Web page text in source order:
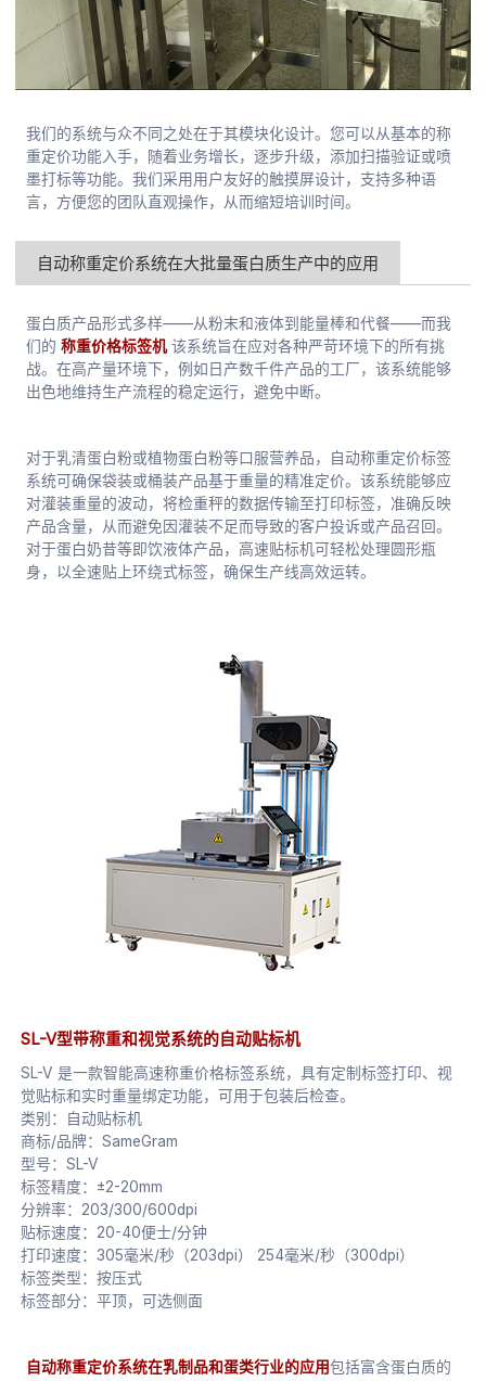
我们的系统与众不同之处在于其模块化设计。您可以从基本的称
重定价功能入手，随着业务增长，逐步升级，添加扫描验证或喷
墨打标等功能。我们采用用户友好的触摸屏设计，支持多种语
言，方便您的团队直观操作，从而缩短培训时间。
自动称重定价系统在大批量蛋白质生产中的应用
蛋白质产品形式多样——从粉末和液体到能量棒和代餐——而我
们的称重价格标签机该系统旨在应对各种严苛环境下的所有挑
战。在高产量环境下，例如日产数千件产品的工厂，该系统能够
出色地维持生产流程的稳定运行，避免中断。
对于乳清蛋白粉或植物蛋白粉等口服营养品，自动称重定价标签
系统可确保袋装或桶装产品基于重量的精准定价。该系统能够应
对灌装重量的波动，将检重秤的数据传输至打印标签，准确反映
产品含量，从而避免因灌装不足而导致的客户投诉或产品召回。
对于蛋白奶昔等即饮液体产品，高速贴标机可轻松处理圆形瓶
身，以全速贴上环绕式标签，确保生产线高效运转。
SL-V型带称重和视觉系统的自动贴标机
SL-V 是一款智能高速称重价格标签系统，具有定制标签打印、视
觉贴标和实时重量绑定功能，可用于包装后检查。
类别：自动贴标机
商标/品牌：SameGram
型号：SL-V
标签精度：±2-20mm
分辨率：203/300/600dpi
贴标速度：20-40便士/分钟
打印速度：305毫米/秒（203dpi） 254毫米/秒（300dpi）
标签类型：按压式
标签部分：平顶，可选侧面
自动称重定价系统在乳制品和蛋类行业的应用包括富含蛋白质的